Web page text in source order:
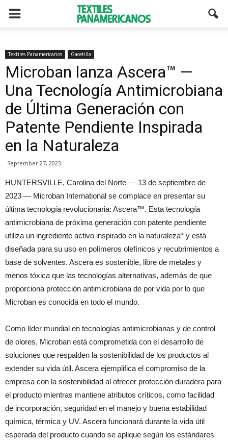
Textiles Panamericanos Gacetilla
Microban lanza Ascera™ —
Una Tecnología Antimicrobiana
de Última Generación con
Patente Pendiente Inspirada
en la Naturaleza
September 27, 2023
HUNTERSVILLE, Carolina del Norte — 13 de septiembre de
2023 — Microban International se complace en presentar su
última tecnología revolucionaria: Ascera™. Esta tecnología
antimicrobiana de próxima generación con patente pendiente
utiliza un ingrediente activo inspirado en la naturaleza* y está
diseñada para su uso en polímeros olefínicos y recubrimientos a
base de solventes. Ascera es sostenible, libre de metales y
menos tóxica que las tecnologías alternativas, además de que
proporciona protección antimicrobiana de por vida por lo que
Microban es conocida en todo el mundo.
Como líder mundial en tecnologías antimicrobianas y de control
de olores, Microban está comprometida con el desarrollo de
soluciones que respalden la sostenibilidad de los productos al
extender su vida útil. Ascera ejemplifica el compromiso de la
empresa con la sostenibilidad al ofrecer protección duradera para
el producto mientras mantiene atributos críticos, como facilidad
de incorporación, seguridad en el manejo y buena estabilidad
química, térmica y UV. Ascera funcionará durante la vida útil
esperada del producto cuando se aplique según los estándares